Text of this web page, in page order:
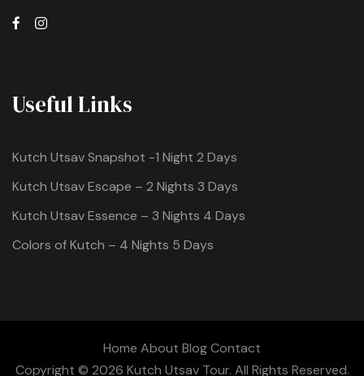
Useful Links
Kutch Utsav Snapshot -1 Night 2 Days
Kutch Utsav Escape – 2 Nights 3 Days
Kutch Utsav Essence – 3 Nights 4 Days
Colors of Kutch – 4 Nights 5 Days
Home About BlogContact
Copyright © 2026 Kutch Utsav Tour. All Rights Reserved.